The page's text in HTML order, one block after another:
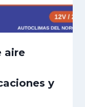
aire
y